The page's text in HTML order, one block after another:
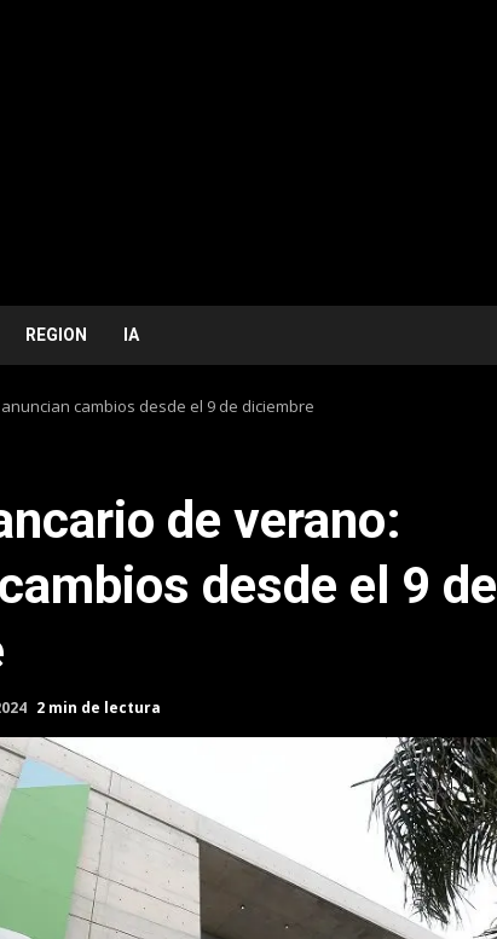
REGION IA
cambios desde el 9 de diciembre
de verano:
desde el 9 de
2 min de lectura